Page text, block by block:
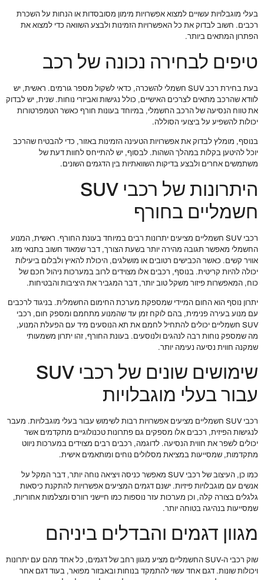
בעלי מוגבלויות עשויים למצוא אפשרויות מימון מסובסדות או הנחות על השכרת
רכבים. חשוב לבדוק את כל האפשרויות הזמינות ולבצע השוואה כדי למצוא את
הפתרון המתאים ביותר.
טיפים לבחירה נכונה של רכב
בעת בחירת רכב SUV חשמלי להשכרה, כדאי לשקול מספר גורמים. ראשית, יש
לוודא שהרכב מתאים לצרכים האישיים, כולל נגישות ואביזרי נוחות. שנית, יש לבדוק
את טווח הנסיעה של הרכב החשמלי, במיוחד בעונות חורף כאשר הטמפרטורות
יכולות להשפיע על ביצועי הסוללה.
בנוסף, מומלץ לבדוק את אפשרויות הטעינה הזמינות באזור, כדי להבטיח שהרכב
יוכל להיטען בקלות במהלך השהות. לבסוף, יש להתייחס לחוות דעת של
משתמשים אחרים ולבצע בדיקות השוואתיות בין הדגמים השונים.
היתרונות של רכבי SUV
חשמליים בחורף
רכבי SUV חשמליים מציעים יתרונות רבים במיוחד בעונת החורף. ראשית, המנוע
החשמלי מאפשר תגובה מהירה יותר בשעת הצורך, דבר שמאוד חשוב בתנאי מזג
אוויר קשים. כאשר הכבישים רטובים או מושלגים, היכולת להאיץ ולבלום ביעילות
יכולה להיות קריטית. בנוסף, רכבים אלו מצוידים לרוב במערכות ניהול חכם של
כוח, המאפשרות פיזור משקל טוב יותר, דבר המגביר את היציבות והבטיחות.
יתרון נוסף הוא החום המיידי שמספקת מערכת החימום החשמלית. בניגוד לרכבים
עם מנוע בעירה פנימית, בהם לוקח זמן עד שהמנוע מתחמם ומספק חום, רכבי
SUV חשמליים יכולים להתחיל לחמם את תא הנוסעים מיד עם הפעלת המנוע,
מה שמספק נוחות רבה לנהגים ולנוסעים. בעונת החורף, זהו יתרון משמעותי
שמקנה חווית נסיעה נעימה יותר.
שימושים שונים של רכבי SUV
עבור בעלי מוגבלויות
רכבי SUV חשמליים מציעים אפשרויות רבות לשימוש עבור בעלי מוגבלויות. מעבר
לנגישות הפיזית, רכבים אלו מספקים גם פתרונות טכנולוגיים מתקדמים אשר
יכולים לשפר את חווית הנסיעה. לדוגמה, רכבים רבים מצוידים במערכות ניווט
מתקדמות, שמסייעות במציאת מסלולים נוחים ומותאמים אישית.
כמו כן, העיצוב של רכבי SUV מאפשר כניסה ויציאה נוחה יותר, דבר המקל על
אנשים עם מוגבלויות פיזיות. ישנם דגמים המציעים אפשרויות להתקנת כיסאות
גלגלים בצורה קלה, וכן מערכות עזר נוספות כמו חיישני רוורס ומצלמות אחוריות,
שמסייעות בנהיגה בטוחה יותר.
מגוון דגמים והבדלים ביניהם
שוק רכבי ה-SUV החשמליים מציע מגוון רחב של דגמים, כל אחד מהם עם יתרונות
ויכולות שונות. דגם אחד עשוי להתמקד בנוחות ובאבזור מפואר, בעוד דגם אחר